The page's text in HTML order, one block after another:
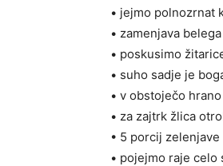
• jejmo polnozrnat
• zamenjava
• poskusimo
• suho sadje je
• v obstoječo
• za zajtrk žlica
• 5 porcij
• pojejmo raje